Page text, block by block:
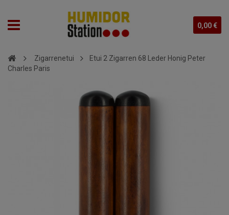
0,00 €
Zigarrenetui
Etui 2 Zigarren 68 Leder Honig Peter
Charles Paris